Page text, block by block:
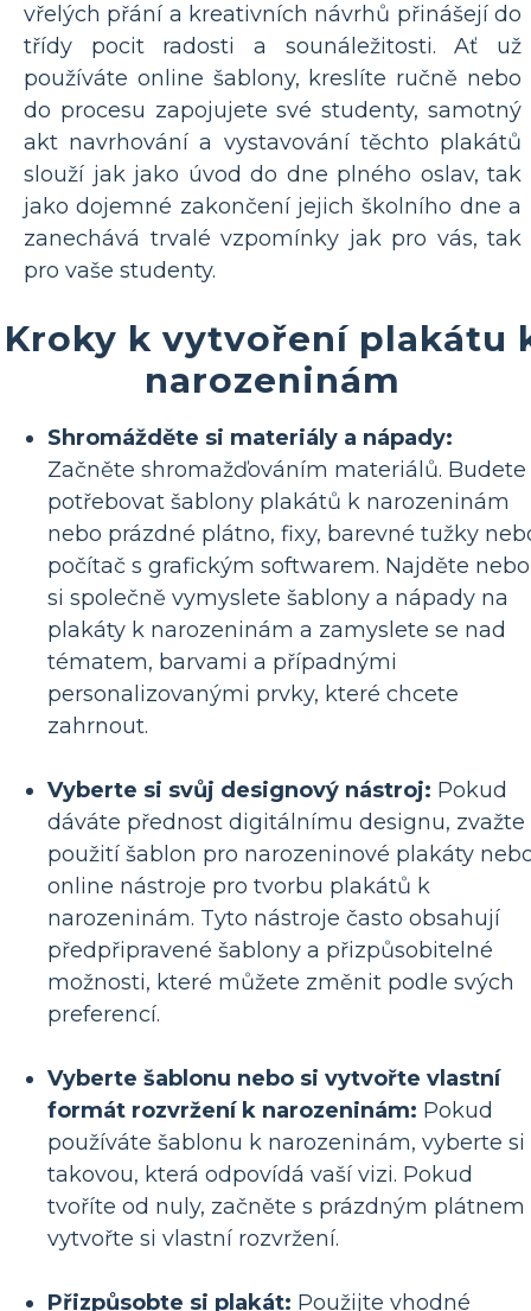
vřelých přání a kreativních návrhů přinášejí do
třídy pocit radosti a sounáležitosti. Ať už
používáte online šablony, kreslíte ručně nebo
do procesu zapojujete své studenty, samotný
akt navrhování a vystavování těchto plakátů
slouží jak jako úvod do dne plného oslav, tak
jako dojemné zakončení jejich školního dne a
zanechává trvalé vzpomínky jak pro vás, tak
pro vaše studenty.
Kroky k vytvoření plakátu
narozeninám
Shromážděte si materiály a nápady:
Začněte shromažďováním materiálů. Budete
potřebovat šablony plakátů k narozeninám
nebo prázdné plátno, fixy, barevné tužky
počítač s grafickým softwarem. Najděte nebo
si společně vymyslete šablony a nápady na
plakáty k narozeninám a zamyslete se nad
tématem, barvami a případnými
personalizovanými prvky, které chcete
zahrnout.
Vyberte si svůj designový nástroj: Pokud
dáváte přednost digitálnímu designu, zvažte
použití šablon pro narozeninové plakáty
online nástroje pro tvorbu plakátů k
narozeninám. Tyto nástroje často obsahují
předpřipravené šablony a přizpůsobitelné
možnosti, které můžete změnit podle svých
preferencí.
Vyberte šablonu nebo si vytvořte vlastní
formát rozvržení k narozeninám: Pokud
používáte šablonu k narozeninám, vyberte si
takovou, která odpovídá vaší vizi. Pokud
tvoříte od nuly, začněte s prázdným plátnem
vytvořte si vlastní rozvržení.
Přizpůsobte si plakát: Použijte vhodné